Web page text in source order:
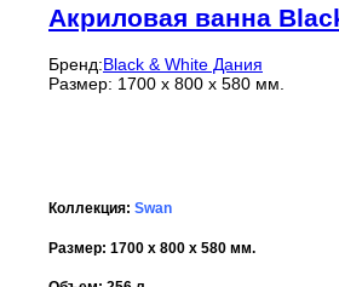
Акриловая ванна
Бренд:Black & White Дания
Размер: 1700 x 800 x 580 мм.
Коллекция: Swan
Размер: 1700 x 800 x 580 мм.